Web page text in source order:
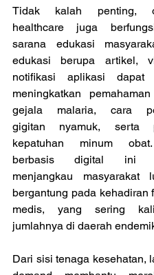
Tidak kalah penting,
healthcare juga
sarana edukasi
edukasi berupa artikel,
notifikasi aplikasi dapat
meningkatkan
gejala malaria, cara
gigitan nyamuk, serta
kepatuhan minum
berbasis digital ini
menjangkau masyarakat
bergantung pada kehadiran
medis, yang sering
jumlahnya di daerah
Dari sisi tenaga kesehatan,